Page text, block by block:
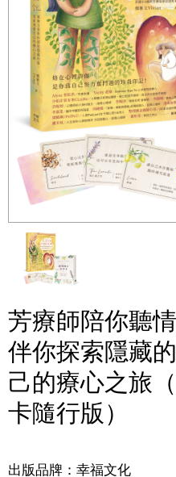
芳療師陪你聽
伴你探索隱藏
己的療心之旅
卡隨行版）
出版品牌：幸福文化